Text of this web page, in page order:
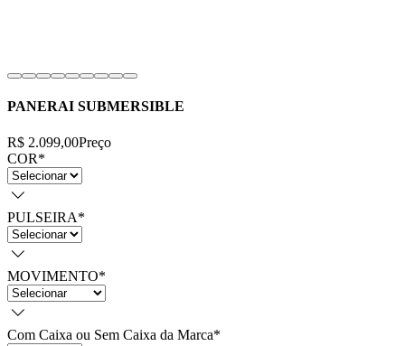
PANERAI SUBMERSIBLE
R$ 2.099,00Preço
COR*
PULSEIRA*
MOVIMENTO*
Com Caixa ou Sem Caixa da Marca*